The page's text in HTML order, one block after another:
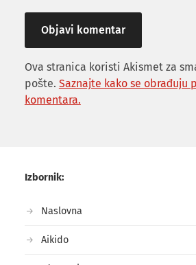
Ova stranica koristi Akismet za
pošte. Saznajte kako se obrađuju
komentara.
Izbornik:
Naslovna
Aikido